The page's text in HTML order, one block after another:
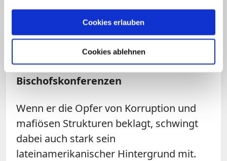
Cookies erlauben
Cookies ablehnen
und wenn er betont, dass "Wachstum in
Gerechtigkeit" mehr erfordere als
Wirtschaftswachstum.
Mehr Kompetenzen für
Bischofskonferenzen
Wenn er die Opfer von Korruption und
mafiösen Strukturen beklagt, schwingt
dabei auch stark sein
lateinamerikanischer Hintergrund mit.